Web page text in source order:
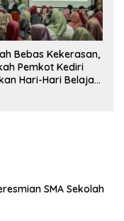
Bebas Kekerasan,
Pemkot Kediri
Hari-Hari Belajar
SMA Sekolah